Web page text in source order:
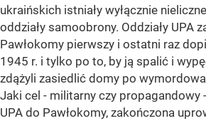
ukraińskich istniały wyłącznie
oddziały samoobrony. Oddziały UPA
Pawłokomy pierwszy i ostatni raz
1945 r. i tylko po to, by ją spalić i
zdążyli zasiedlić domy po
Jaki cel - militarny czy propagandowy
UPA do Pawłokomy, zakończona